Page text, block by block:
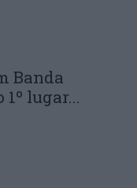
Banda
lugar...